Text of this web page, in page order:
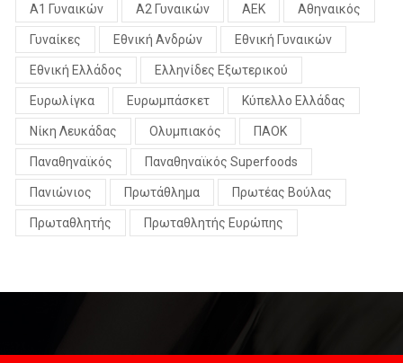
Α1 Γυναικών Α2 Γυναικών ΑΕΚ Αθηναικός
Γυναίκες Εθνική Ανδρών Εθνική Γυναικών
Εθνική Ελλάδος Ελληνίδες Εξωτερικού
Ευρωλίγκα Ευρωμπάσκετ Κύπελλο Ελλάδας
Νίκη Λευκάδας Ολυμπιακός ΠΑΟΚ
Παναθηναϊκός Παναθηναϊκός Superfoods
Πανιώνιος Πρωτάθλημα Πρωτέας Βούλας
Πρωταθλητής Πρωταθλητής Ευρώπης